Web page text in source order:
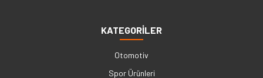
KATEGORİLER
Otomotiv
Spor Ürünleri